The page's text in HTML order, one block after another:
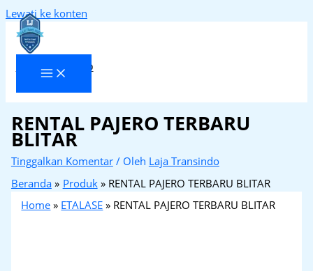
Lewati ke konten
Laja Transindo
RENTAL PAJERO TERBARU
BLITAR
Tinggalkan Komentar / Oleh Laja Transindo
Beranda
Produk
RENTAL PAJERO TERBARU BLITAR
Home » ETALASE » RENTAL PAJERO TERBARU BLITAR